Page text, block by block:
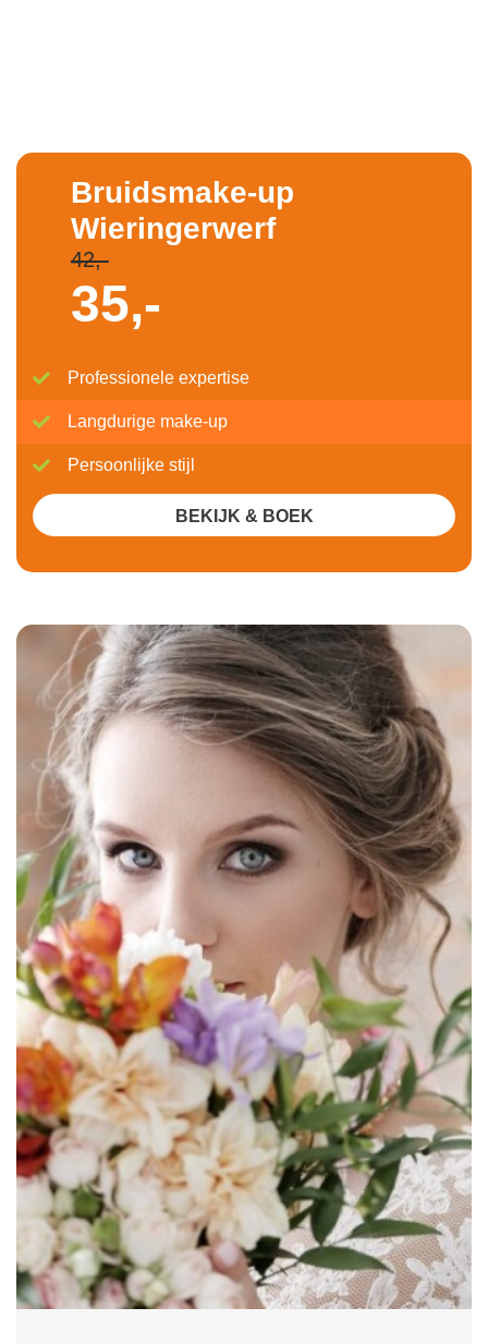
Bruidsmake-up
Wieringerwerf
42,-
35,-
Professionele expertise
Langdurige make-up
Persoonlijke stijl
BEKIJK & BOEK